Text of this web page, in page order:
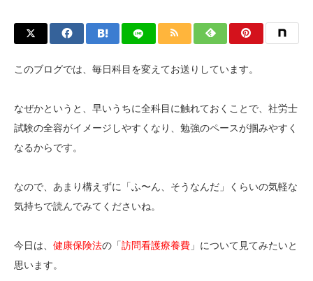
このブログでは、毎日科目を変えてお送りしています。
なぜかというと、早いうちに全科目に触れておくことで、社労士
試験の全容がイメージしやすくなり、勉強のペースが掴みやすく
なるからです。
なので、あまり構えずに「ふ〜ん、そうなんだ」くらいの気軽な
気持ちで読んでみてくださいね。
今日は、 健康保険法の「訪問看護療養費 」について見てみたいと
思います。